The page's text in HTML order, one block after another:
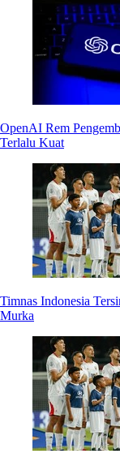
OpenAI Rem
Terlalu Kuat
Timnas Indonesia
Murka